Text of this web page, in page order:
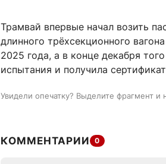
Трамвай впервые начал возить
длинного трёхсекционного
2025 года, а в конце декабря
испытания и получила
Увидели опечатку? Выделите фрагмент
КОММЕНТАРИИ 0